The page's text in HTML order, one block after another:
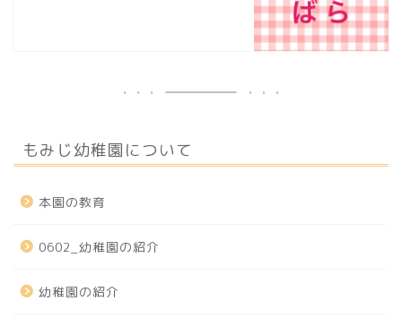
もみじ幼稚園について
本園の教育
0602_幼稚園の紹介
幼稚園の紹介